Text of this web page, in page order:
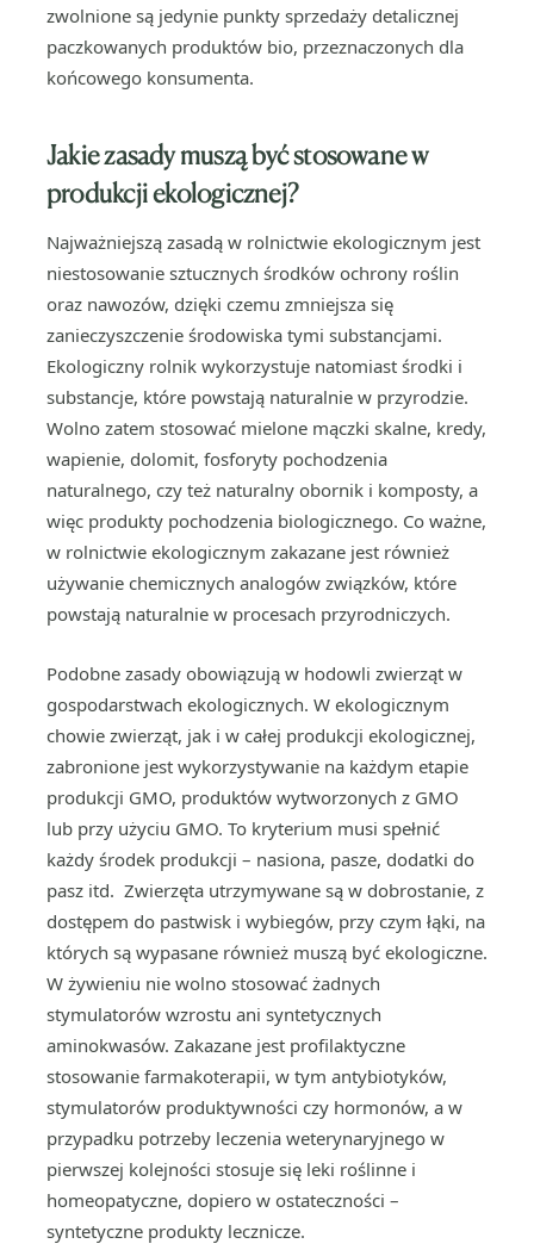
zwolnione są jedynie punkty sprzedaży detalicznej
paczkowanych produktów bio, przeznaczonych dla
końcowego konsumenta.
Jakie zasady muszą być stosowane w
produkcji ekologicznej?
Najważniejszą zasadą w rolnictwie ekologicznym jest
niestosowanie sztucznych środków ochrony roślin
oraz nawozów, dzięki czemu zmniejsza się
zanieczyszczenie środowiska tymi substancjami.
Ekologiczny rolnik wykorzystuje natomiast środki i
substancje, które powstają naturalnie w przyrodzie.
Wolno zatem stosować mielone mączki skalne, kredy,
wapienie, dolomit, fosforyty pochodzenia
naturalnego, czy też naturalny obornik i komposty, a
więc produkty pochodzenia biologicznego. Co ważne,
w rolnictwie ekologicznym zakazane jest również
używanie chemicznych analogów związków, które
powstają naturalnie w procesach przyrodniczych.
Podobne zasady obowiązują w hodowli zwierząt w
gospodarstwach ekologicznych. W ekologicznym
chowie zwierząt, jak i w całej produkcji ekologicznej,
zabronione jest wykorzystywanie na każdym etapie
produkcji GMO, produktów wytworzonych z GMO
lub przy użyciu GMO. To kryterium musi spełnić
każdy środek produkcji – nasiona, pasze, dodatki do
pasz itd. Zwierzęta utrzymywane są w dobrostanie, z
dostępem do pastwisk i wybiegów, przy czym łąki, na
których są wypasane również muszą być ekologiczne.
W żywieniu nie wolno stosować żadnych
stymulatorów wzrostu ani syntetycznych
aminokwasów. Zakazane jest profilaktyczne
stosowanie farmakoterapii, w tym antybiotyków,
stymulatorów produktywności czy hormonów, a w
przypadku potrzeby leczenia weterynaryjnego w
pierwszej kolejności stosuje się leki roślinne i
homeopatyczne, dopiero w ostateczności –
syntetyczne produkty lecznicze.